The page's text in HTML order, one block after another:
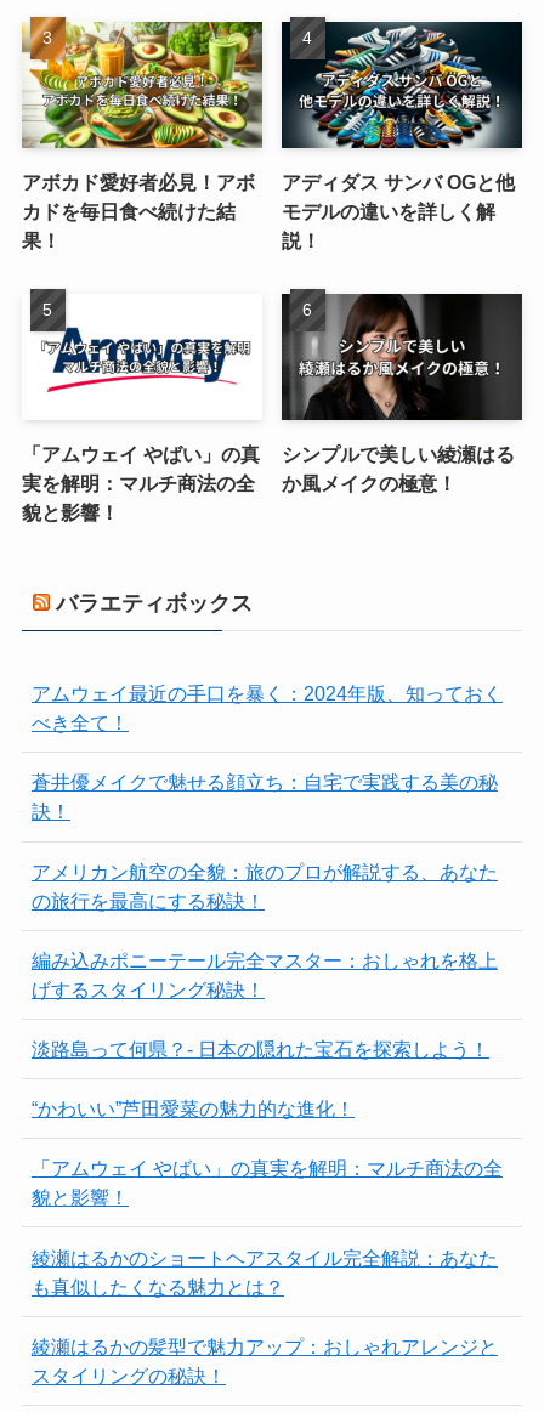
アボカド愛好者必見！アボ
カドを毎日食べ続けた結
果！
アディダス サンバ OGと他
モデルの違いを詳しく解
説！
「アムウェイ やばい」の真
実を解明：マルチ商法の全
貌と影響！
シンプルで美しい綾瀬はる
か風メイクの極意！
バラエティボックス
アムウェイ最近の手口を暴く：2024年版、知っておく
べき全て！
蒼井優メイクで魅せる顔立ち：自宅で実践する美の秘
訣！
アメリカン航空の全貌：旅のプロが解説する、あなた
の旅行を最高にする秘訣！
編み込みポニーテール完全マスター：おしゃれを格上
げするスタイリング秘訣！
淡路島って何県？- 日本の隠れた宝石を探索しよう！
“かわいい”芦田愛菜の魅力的な進化！
「アムウェイ やばい」の真実を解明：マルチ商法の全
貌と影響！
綾瀬はるかのショートヘアスタイル完全解説：あなた
も真似したくなる魅力とは？
綾瀬はるかの髪型で魅力アップ：おしゃれアレンジと
スタイリングの秘訣！